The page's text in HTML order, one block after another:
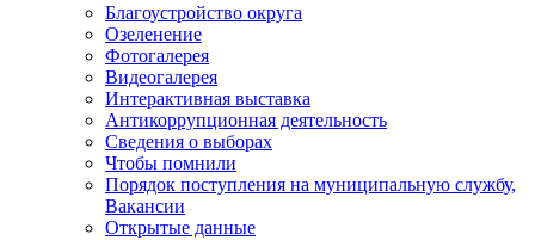
Благоустройство округа
Озеленение
Фотогалерея
Видеогалерея
Интерактивная выставка
Антикоррупционная деятельность
Сведения о выборах
Чтобы помнили
Порядок поступления на муниципальную службу,
Вакансии
Открытые данные